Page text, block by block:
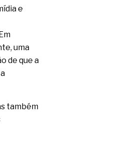
e
uma
de que a
também